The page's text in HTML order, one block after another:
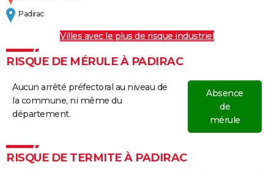
Padirac
Villes avec le plus de risque industriel
RISQUE DE MÉRULE À PADIRAC
Aucun arrêté préfectoral au niveau de
la commune, ni même du
département.
Absence
de
mérule
RISQUE DE TERMITE À PADIRAC